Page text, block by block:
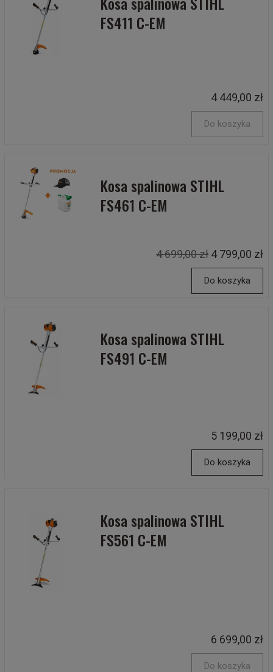
FS411 C-EM
4 449,00 zł
Do koszyka
Kosa spalinowa STIHL
FS461 C-EM
4 699,00 zł 4 799,00 zł
Do koszyka
Kosa spalinowa STIHL
FS491 C-EM
5 199,00 zł
Do koszyka
Kosa spalinowa STIHL
FS561 C-EM
6 699,00 zł
Do koszyka